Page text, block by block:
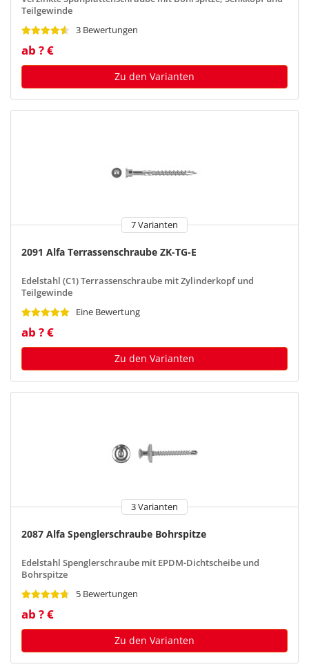
Teilgewinde
3 Bewertungen
ab ? €
Zu den Varianten
7 Varianten
2091 Alfa Terrassenschraube ZK-TG-E
Edelstahl (C1) Terrassenschraube mit Zylinderkopf und
Teilgewinde
Eine Bewertung
ab ? €
Zu den Varianten
3 Varianten
2087 Alfa Spenglerschraube Bohrspitze
Edelstahl Spenglerschraube mit EPDM-Dichtscheibe und
Bohrspitze
5 Bewertungen
ab ? €
Zu den Varianten